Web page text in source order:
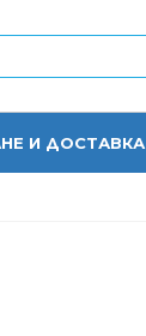
И ДОСТАВКА